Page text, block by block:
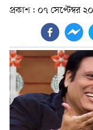
প্রকাশ: ০৭ সেপ্টেম্বর